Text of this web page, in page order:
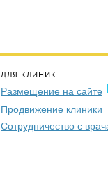
ДЛЯ КЛИНИК
Размещение на сайте
Продвижение клиники
Сотрудничество с